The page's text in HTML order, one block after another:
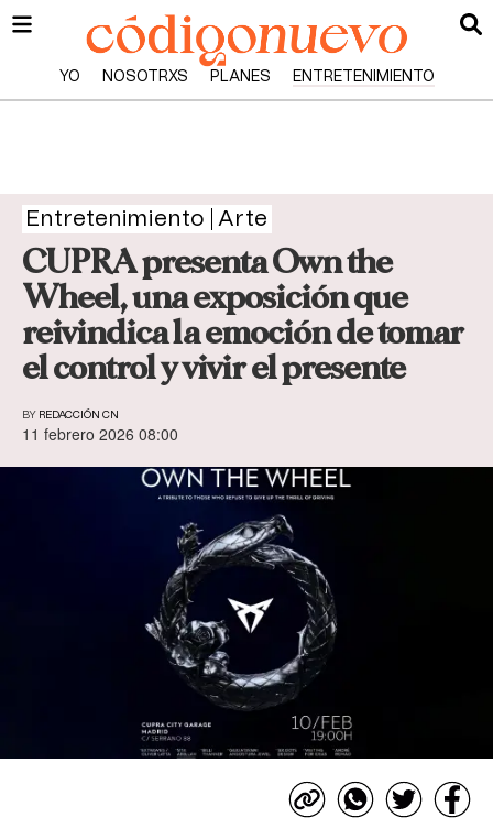
YO NOSOTRXS PLANES ENTRETENIMIENTO
Entretenimiento Arte
CUPRA presenta Own the
Wheel, una exposición que
reivindica la emoción de tomar
el control y vivir el presente
BY REDACCIÓN CN
11 febrero 2026 08:00